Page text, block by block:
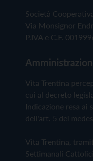
Società
Via Monsignor
P.IVA e C.F.
Vita Trentina
cui al decreto
Indicazione resa ai
dell'art. 5 del
Vita Trentina,
Settimanali